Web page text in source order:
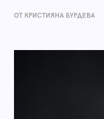
ОТ КРИСТИЯНА БУРДЕВА